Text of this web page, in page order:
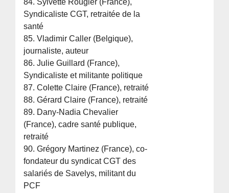
84. Sylvette Rougier (France),
Syndicaliste CGT, retraitée de la
santé
85. Vladimir Caller (Belgique),
journaliste, auteur
86. Julie Guillard (France),
Syndicaliste et militante politique
87. Colette Claire (France), retraité
88. Gérard Claire (France), retraité
89. Dany-Nadia Chevalier
(France), cadre santé publique,
retraité
90. Grégory Martinez (France), co-
fondateur du syndicat CGT des
salariés de Savelys, militant du
PCF